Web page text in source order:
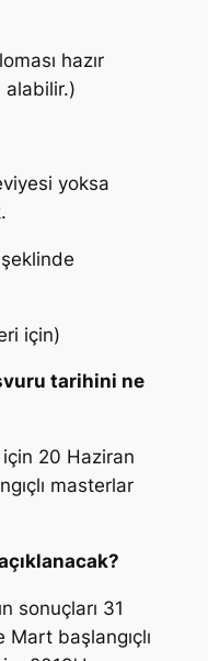
hazır
alabilir.)
yoksa
için)
tarihini ne
için 20 Haziran
masterlar
sonuçları 31
Mart başlangıçlı